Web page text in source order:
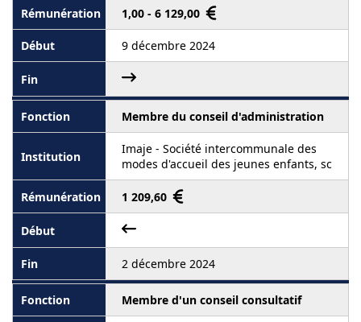
1,00 - 6 129,00
9 décembre 2024
Membre du conseil d'administration
Imaje - Société intercommunale des
modes d'accueil des jeunes enfants, sc
1 209,60
2 décembre 2024
Membre d'un conseil consultatif